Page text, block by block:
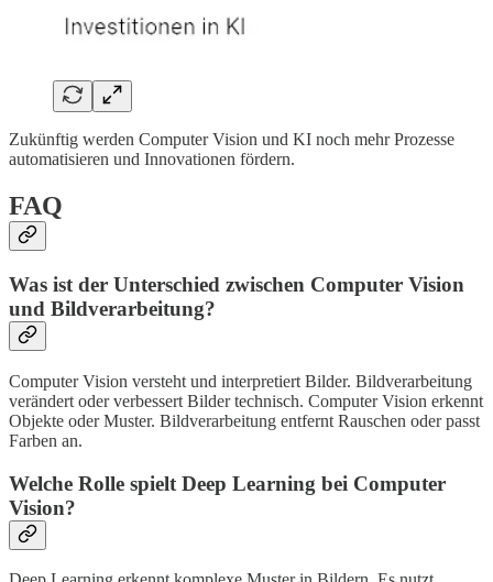
Zukünftig werden Computer Vision und KI noch mehr Prozesse
automatisieren und Innovationen fördern.
FAQ
Was ist der Unterschied zwischen Computer Vision
und Bildverarbeitung?
Computer Vision versteht und interpretiert Bilder. Bildverarbeitung
verändert oder verbessert Bilder technisch. Computer Vision erkennt
Objekte oder Muster. Bildverarbeitung entfernt Rauschen oder passt
Farben an.
Welche Rolle spielt Deep Learning bei Computer
Vision?